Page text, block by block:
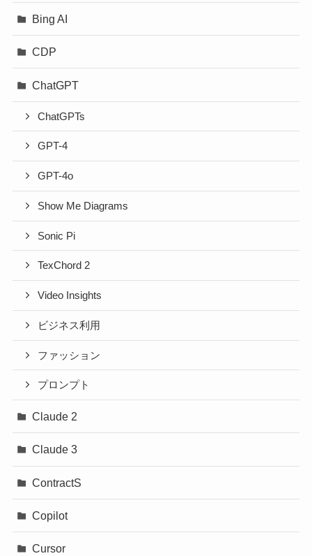
Bing AI
CDP
ChatGPT
ChatGPTs
GPT-4
GPT-4o
Show Me Diagrams
Sonic Pi
TexChord 2
Video Insights
ビジネス利用
ファッション
プロンプト
Claude 2
Claude 3
ContractS
Copilot
Cursor